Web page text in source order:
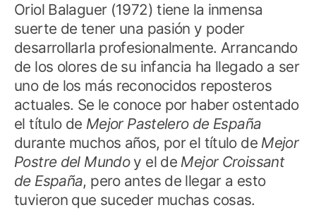
Oriol Balaguer (1972) tiene la inmensa
suerte de tener una pasión y poder
desarrollarla profesionalmente. Arrancando
de los olores de su infancia ha llegado a ser
uno de los más reconocidos reposteros
actuales. Se le conoce por haber ostentado
el título de Mejor Pastelero de España
durante muchos años, por el título de Mejor
Postre del Mundoy el de Mejor Croissant
de España, pero antes de llegar a esto
tuvieron que suceder muchas cosas.